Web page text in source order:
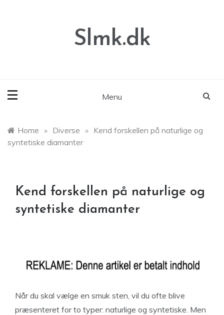
Slmk.dk
Menu
Home » Diverse » Kend forskellen på naturlige og
syntetiske diamanter
Kend forskellen på naturlige og
syntetiske diamanter
Når du skal vælge en smuk sten, vil du ofte blive
præsenteret for to typer: naturlige og syntetiske. Men